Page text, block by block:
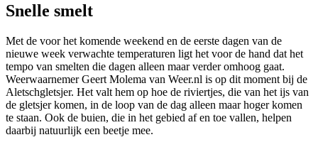
Snelle smelt
Met de voor het komende weekend en de eerste dagen van de
nieuwe week verwachte temperaturen ligt het voor de hand dat het
tempo van smelten die dagen alleen maar verder omhoog gaat.
Weerwaarnemer Geert Molema van Weer.nl is op dit moment bij de
Aletschgletsjer. Het valt hem op hoe de riviertjes, die van het ijs van
de gletsjer komen, in de loop van de dag alleen maar hoger komen
te staan. Ook de buien, die in het gebied af en toe vallen, helpen
daarbij natuurlijk een beetje mee.